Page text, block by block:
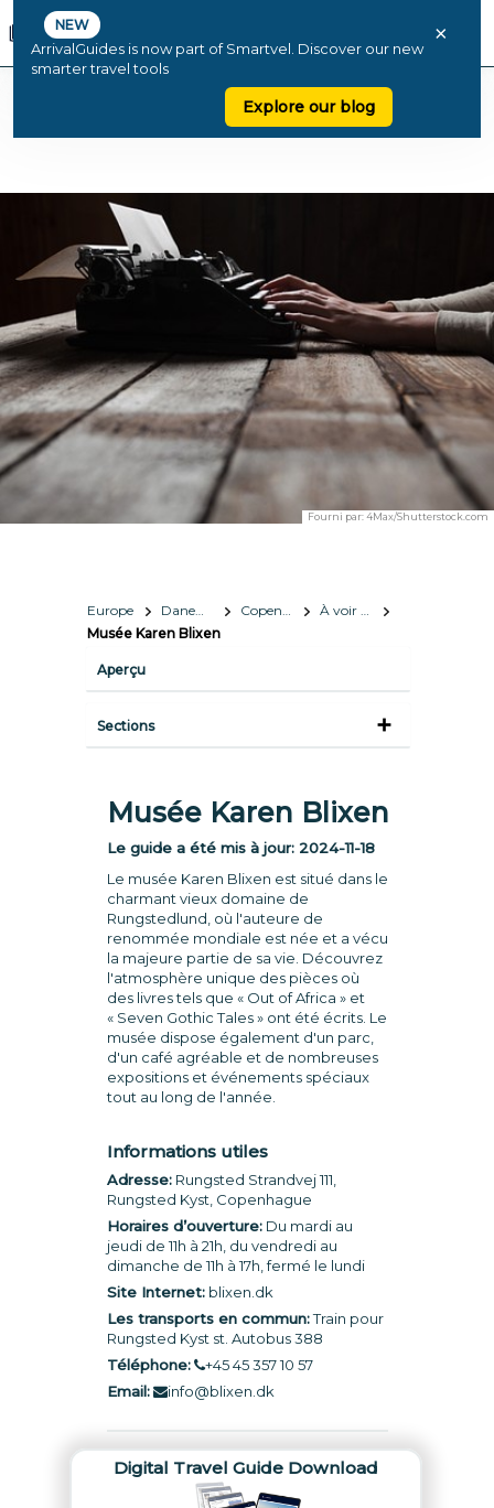
NEW
ArrivalGuides is now part of Smartvel. Discover our new
smarter travel tools
Explore our blog
×
Fourni par:4Max/Shutterstock.com
Europe Danemark Copenhague
À voir et à faire
Musée Karen Blixen
Aperçu
Sections
Musée Karen Blixen
Le guide a été mis à jour: 2024-11-18
Le musée Karen Blixen est situé dans le
charmant vieux domaine de
Rungstedlund, où l'auteure de
renommée mondiale est née et a vécu
la majeure partie de sa vie. Découvrez
l'atmosphère unique des pièces où
des livres tels que « Out of Africa » et
« Seven Gothic Tales » ont été écrits. Le
musée dispose également d'un parc,
d'un café agréable et de nombreuses
expositions et événements spéciaux
tout au long de l'année.
Informations utiles
Adresse:Rungsted Strandvej 111,
Rungsted Kyst, Copenhague
Horaires d’ouverture:Du mardi au
jeudi de 11h à 21h, du vendredi au
dimanche de 11h à 17h, fermé le lundi
Site Internet:blixen.dk
Les transports en commun:Train pour
Rungsted Kyst st. Autobus 388
Téléphone:
+45 45 357 10 57
Email:
info@blixen.dk
Digital Travel Guide Download